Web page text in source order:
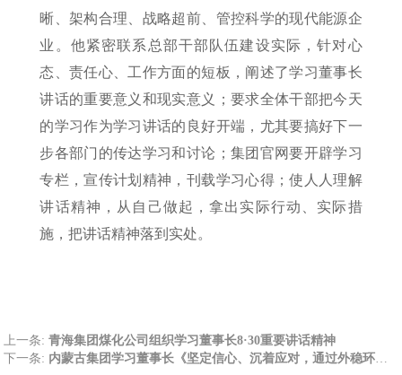
晰、架构合理、战略超前、管控科学的现代能源企
业。他紧密联系总部干部队伍建设实际，针对心
态、责任心、工作方面的短板，阐述了学习董事长
讲话的重要意义和现实意义；要求全体干部把今天
的学习作为学习讲话的良好开端，尤其要搞好下一
步各部门的传达学习和讨论；集团官网要开辟学习
专栏，宣传计划精神，刊载学习心得；使人人理解
讲话精神，从自己做起，拿出实际行动、实际措
施，把讲话精神落到实处。
上一条:青海集团煤化公司组织学习董事长8·30重要讲话精神
下一条: 内蒙古集团学习董事长《坚定信心、沉着应对，通过外稳环境、内推改革，促进企业健康发展》重要讲话